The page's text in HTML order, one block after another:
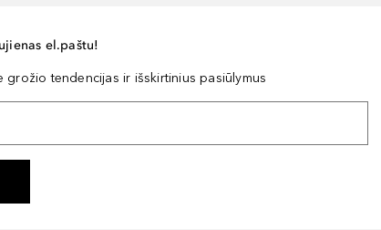
el.paštu!
grožio tendencijas ir išskirtinius pasiūlymus